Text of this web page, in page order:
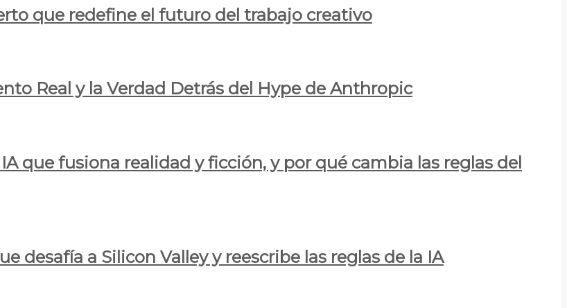
que redefine el futuro del trabajo creativo
Real y la Verdad Detrás del Hype de Anthropic
que fusiona realidad y ficción, y por qué cambia las reglas del
desafía a Silicon Valley y reescribe las reglas de la IA